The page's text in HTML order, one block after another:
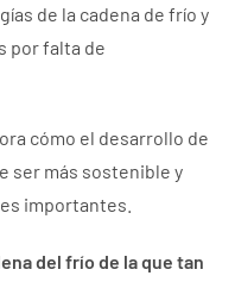
de la cadena de frío y
por falta de
cómo el desarrollo de
ser más sostenible y
importantes.
del frío de la que tan